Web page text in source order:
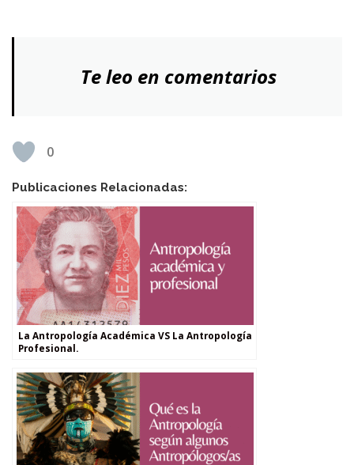
Te leo en comentarios
0
Publicaciones Relacionadas:
La Antropología Académica VS La Antropología
Profesional.